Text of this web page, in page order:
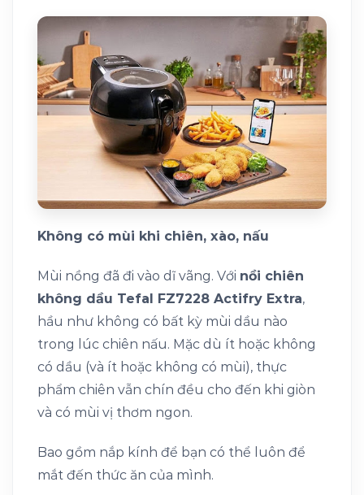
Không có mùi khi chiên, xào, nấu
Mùi nồng đã đi vào dĩ vãng. Với nồi chiên
không dầu Tefal FZ7228 Actifry Extra,
hầu như không có bất kỳ mùi dầu nào
trong lúc chiên nấu. Mặc dù ít hoặc không
có dầu (và ít hoặc không có mùi), thực
phẩm chiên vẫn chín đều cho đến khi giòn
và có mùi vị thơm ngon.
Bao gồm nắp kính để bạn có thể luôn để
mắt đến thức ăn của mình.